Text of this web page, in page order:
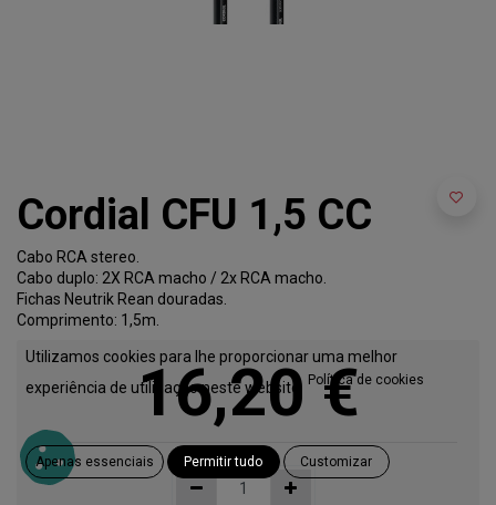
Cordial CFU 1,5 CC
Cabo RCA stereo.
Cabo duplo: 2X RCA macho / 2x RCA macho.
Fichas Neutrik Rean douradas.
Comprimento: 1,5m.
16,20€
Utilizamos cookies para lhe proporcionar uma melhor
experiência de utilização neste website. Política de cookies
Apenas essenciais Permitir tudo Customizar